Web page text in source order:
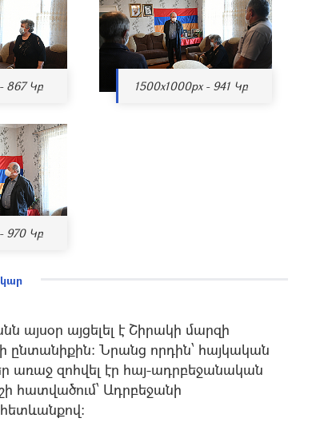
867 Կբ 1500x1000px - 941 Կբ
970 Կբ
այցելել է Շիրակի մարզի
ընտանիքին։ Նրանց որդին՝ հայկական
առաջ զոհվել էր հայ-ադրբեջանական
հատվածում՝ Ադրբեջանի